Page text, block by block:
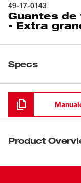
49-17-0143
Guantes
- Extra
Specs
Cargando
Product
Los guantes de